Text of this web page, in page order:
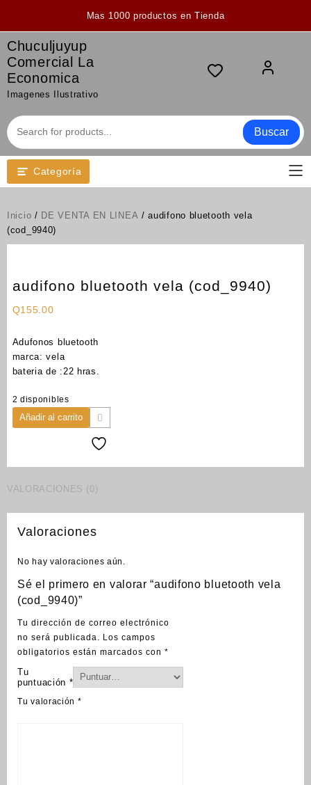
Mas 1000 productos en Tienda
Chuculjuyup
Comercial La
Economica
Imagenes Ilustrativo
Buscar
Categoría
Inicio / DE VENTA EN LINEA / audifono bluetooth vela
(cod_9940)
audifono bluetooth vela (cod_9940)
Q155.00
Adufonos bluetooth
marca: vela
bateria de :22 hras.
2 disponibles
Añadir al carrito
VALORACIONES (0)
Valoraciones
No hay valoraciones aún.
Sé el primero en valorar “audifono bluetooth vela
(cod_9940)”
Tu dirección de correo electrónico
no será publicada.
Los campos
obligatorios están marcados con *
Tu
puntuación *
Tu valoración *